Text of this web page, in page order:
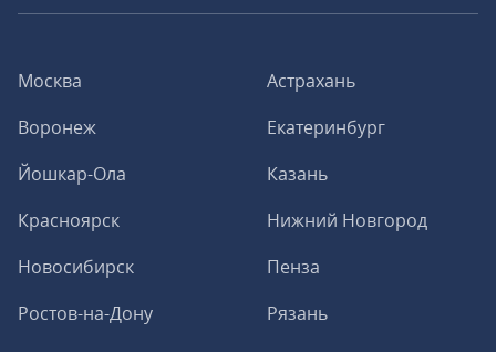
Москва
Астрахань
Воронеж
Екатеринбург
Йошкар-Ола
Казань
Красноярск
Нижний Новгород
Новосибирск
Пенза
Ростов-на-Дону
Рязань